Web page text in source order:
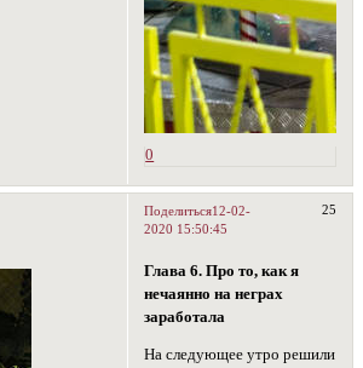
0
Поделиться 25
12-02-
2020 15:50:45
Глава 6. Про то, как я
нечаянно на неграх
заработала
На следующее утро решили